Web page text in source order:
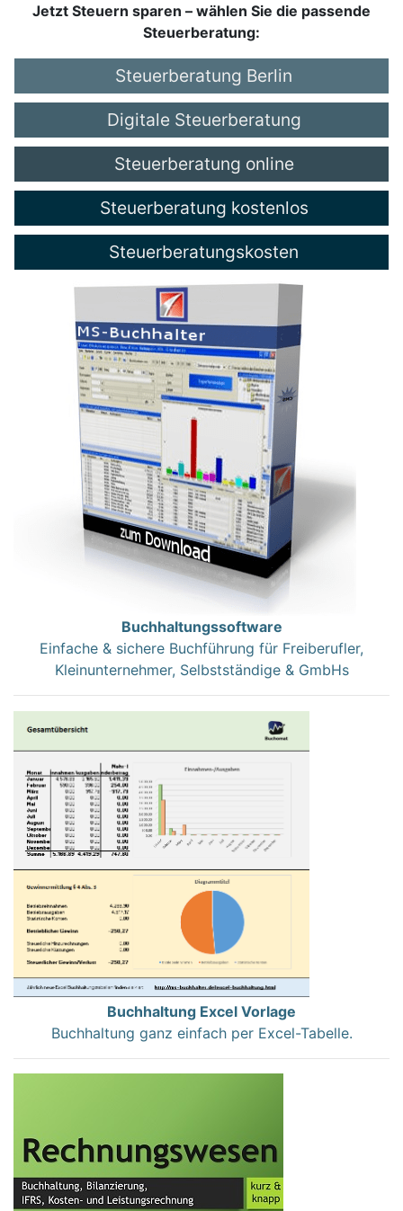
Jetzt Steuern sparen – wählen Sie die passende
Steuerberatung:
Steuerberatung Berlin
Digitale Steuerberatung
Steuerberatung online
Steuerberatung kostenlos
Steuerberatungskosten
Buchhaltungssoftware
Einfache & sichere Buchführung für Freiberufler,
Kleinunternehmer, Selbstständige & GmbHs
Buchhaltung Excel Vorlage
Buchhaltung ganz einfach per Excel-Tabelle.